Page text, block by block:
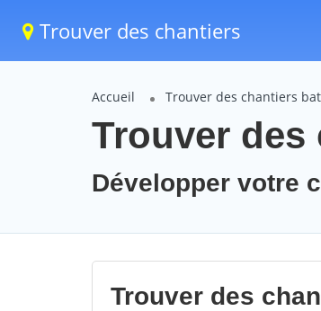
Trouver des chantiers
Accueil Trouver des chantiers
Trouver des
Développer votre
Trouver des